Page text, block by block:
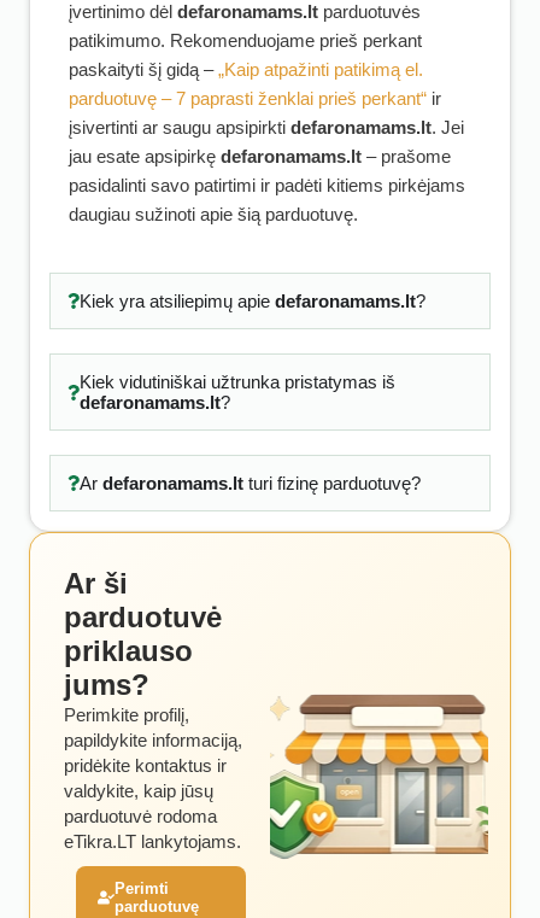
įvertinimo dėl defaronamams.lt parduotuvės
patikimumo. Rekomenduojame prieš perkant
paskaityti šį gidą –„Kaip atpažinti patikimą el.
parduotuvę – 7 paprasti ženklai prieš perkant“ ir
įsivertinti ar saugu apsipirkti defaronamams.lt. Jei
jau esate apsipirkę defaronamams.lt – prašome
pasidalinti savo patirtimi ir padėti kitiems pirkėjams
daugiau sužinoti apie šią parduotuvę.
Kiek yra atsiliepimų apie defaronamams.lt?
Kiek vidutiniškai užtrunka pristatymas iš
defaronamams.lt?
Ar defaronamams.ltturi fizinę parduotuvę?
Ar ši
parduotuvė
priklauso
jums?
Perimkite profilį,
papildykite informaciją,
pridėkite kontaktus ir
valdykite, kaip jūsų
parduotuvė rodoma
eTikra.LT lankytojams.
Perimti
parduotuvę